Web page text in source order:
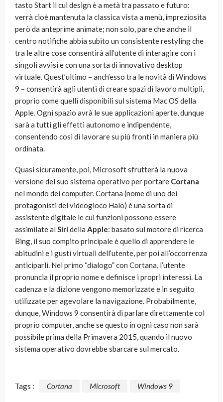
tasto Start il cui design è a metà tra passato e futuro:
verrà cioè mantenuta la classica vista a menù, impreziosita
però da anteprime animate; non solo, pare che anche il
centro notifiche abbia subito un consistente restyling che
tra le altre cose consentirà all’utente di interagire con i
singoli avvisi e con una sorta di innovativo desktop
virtuale. Quest’ultimo – anch’esso tra le novità di Windows
9 – consentirà agli utenti di creare spazi di lavoro multipli,
proprio come quelli disponibili sul sistema Mac OS della
Apple. Ogni spazio avrà le sue applicazioni aperte, dunque
sarà a tutti gli effetti autonomo e indipendente,
consentendo così di lavorare su più fronti in maniera più
ordinata.
Quasi sicuramente, poi, Microsoft sfrutterà la nuova
versione del suo sistema operativo per portare Cortana
nel mondo dei computer. Cortana (nome di uno dei
protagonisti del videogioco Halo) è una sorta di
assistente digitale le cui funzioni possono essere
assimilate al Siridella Apple: basato sul motore di ricerca
Bing, il suo compito principale è quello di apprendere le
abitudini e i gusti virtuali dell’utente, per poi all’occorrenza
anticiparli. Nel primo “dialogo” con Cortana, l’utente
pronuncia il proprio nome e definisce i propri interessi. La
cadenza e la dizione vengono memorizzate e in seguito
utilizzate per agevolare la navigazione. Probabilmente,
dunque, Windows 9 consentirà di parlare direttamente col
proprio computer, anche se questo in ogni caso non sarà
possibile prima della Primavera 2015, quando il nuovo
sistema operativo dovrebbe sbarcare sul mercato.
Tags : Cortana Microsoft Windows 9